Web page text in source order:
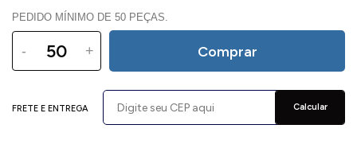
PEDIDO MÍNIMO DE 50 PEÇAS.
- + Comprar
FRETE E ENTREGA Calcular